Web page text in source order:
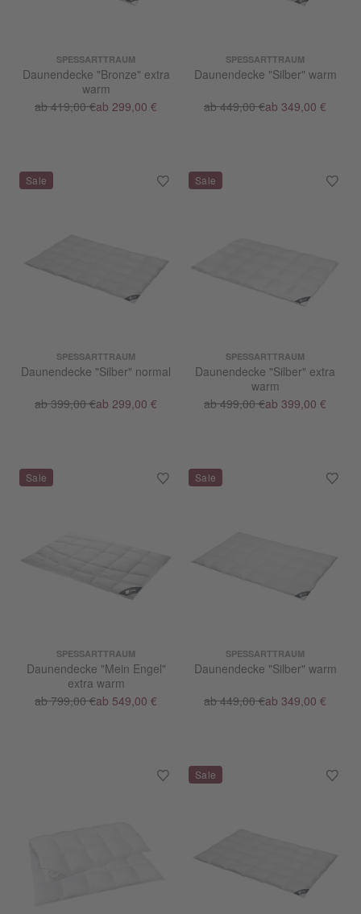
SPESSARTTRAUM
Daunendecke "Bronze" extra
warm
ab 419,00 €ab 299,00 €
SPESSARTTRAUM
Daunendecke "Silber" warm
ab 449,00 €ab 349,00 €
SPESSARTTRAUM
Daunendecke "Silber" normal
ab 399,00 €ab 299,00 €
SPESSARTTRAUM
Daunendecke "Silber" extra
warm
ab 499,00 €ab 399,00 €
SPESSARTTRAUM
Daunendecke "Mein Engel"
extra warm
ab 799,00 €ab 549,00 €
SPESSARTTRAUM
Daunendecke "Silber" warm
ab 449,00 €ab 349,00 €